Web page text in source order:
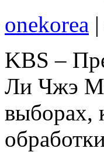
onekorea |
KBS –
Ли Чжэ
выборах,